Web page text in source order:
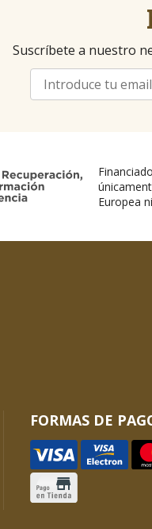
Suscríbete a nuestro
Europea
FORMAS DE